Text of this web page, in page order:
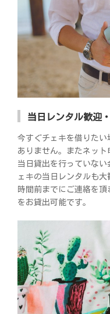
当日レンタル歓迎
今すぐチェキを借りたい
ありません。またネッ
当日貸出を行っていな
ェキの当日レンタルも
時間前までにご連絡を
をお貸出可能です。